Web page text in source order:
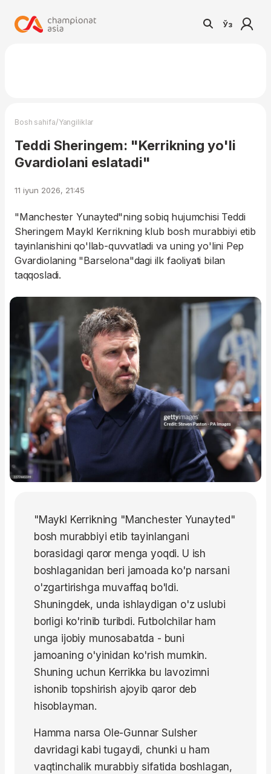
Ўз
Bosh sahifa/Yangiliklar
Teddi Sheringem: "Kerrikning yo'li
Gvardiolani eslatadi"
11 iyun 2026, 21:45
"Manchester Yunayted"ning sobiq hujumchisi Teddi
Sheringem Maykl Kerrikning klub bosh murabbiyi etib
tayinlanishini qo'llab-quvvatladi va uning yo'lini Pep
Gvardiolaning "Barselona"dagi ilk faoliyati bilan
taqqosladi.
"Maykl Kerrikning "Manchester Yunayted"
bosh murabbiyi etib tayinlangani
borasidagi qaror menga yoqdi. U ish
boshlaganidan beri jamoada ko'p narsani
o'zgartirishga muvaffaq bo'ldi.
Shuningdek, unda ishlaydigan o'z uslubi
borligi ko'rinib turibdi. Futbolchilar ham
unga ijobiy munosabatda - buni
jamoaning o'yinidan ko'rish mumkin.
Shuning uchun Kerrikka bu lavozimni
ishonib topshirish ajoyib qaror deb
hisoblayman.
Hamma narsa Ole-Gunnar Sulsher
davridagi kabi tugaydi, chunki u ham
vaqtinchalik murabbiy sifatida boshlagan,